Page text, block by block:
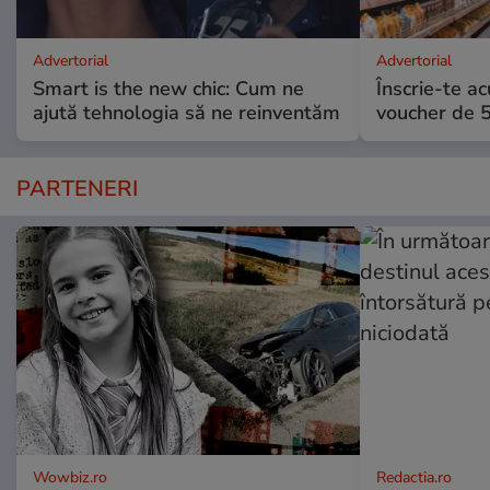
Advertorial
Smart is the new chic: Cum ne
ajută tehnologia să ne reinventăm
Advertorial
Înscrie-te
voucher de
PARTENERI
Wowbiz.ro Redactia.ro